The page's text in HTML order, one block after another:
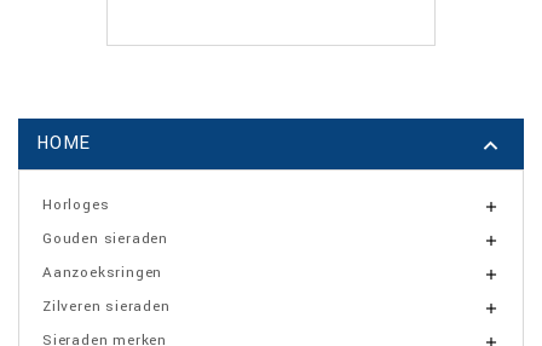
HOME 
Horloges 
Gouden sieraden 
Aanzoeksringen 
Zilveren sieraden 
Sieraden merken 